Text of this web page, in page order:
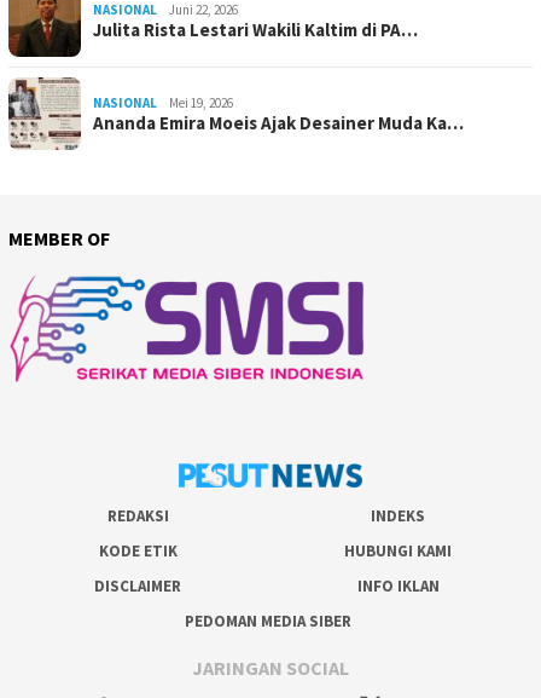
NASIONAL Juni 22, 2026
Julita Rista Lestari Wakili Kaltim di PA…
NASIONAL Mei 19, 2026
Ananda Emira Moeis Ajak Desainer Muda Ka…
MEMBER OF
REDAKSI
INDEKS
KODE ETIK
HUBUNGI KAMI
DISCLAIMER
INFO IKLAN
PEDOMAN MEDIA SIBER
JARINGAN SOCIAL